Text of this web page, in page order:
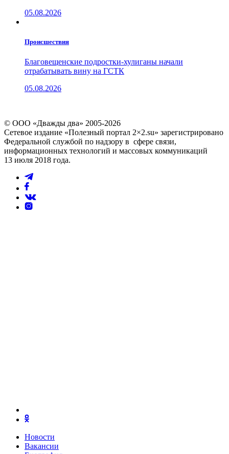
05.08.2026
Проиcшествия
Благовещенские подростки-хулиганы начали
отрабатывать вину на ГСТК
05.08.2026
© ООО «Дважды два» 2005-2026
Сетевое издание «Полезный портал 2×2.su» зарегистрировано
Федеральной службой по надзору в сфере связи,
информационных технологий и массовых коммуникаций
13 июля 2018 года.
Новости
Вакансии